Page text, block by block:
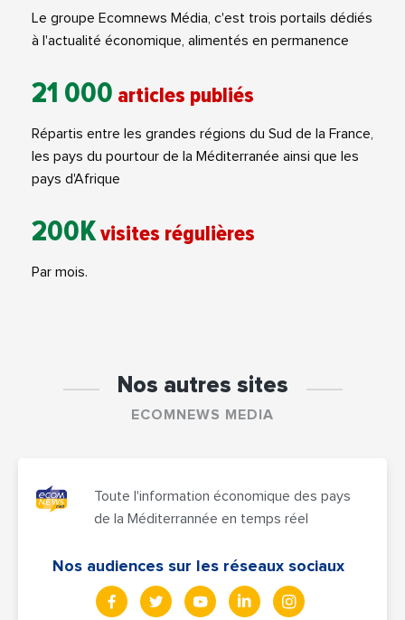
Le groupe Ecomnews Média, c'est trois portails dédiés
à l'actualité économique, alimentés en permanence
21 000 articles publiés
Répartis entre les grandes régions du Sud de la France,
les pays du pourtour de la Méditerranée ainsi que les
pays d'Afrique
200Kvisites régulières
Par mois.
Nos autres sites
ECOMNEWS MEDIA
Toute l'information économique des pays
de la Méditerrannée en temps réel
Nos audiences sur les réseaux sociaux